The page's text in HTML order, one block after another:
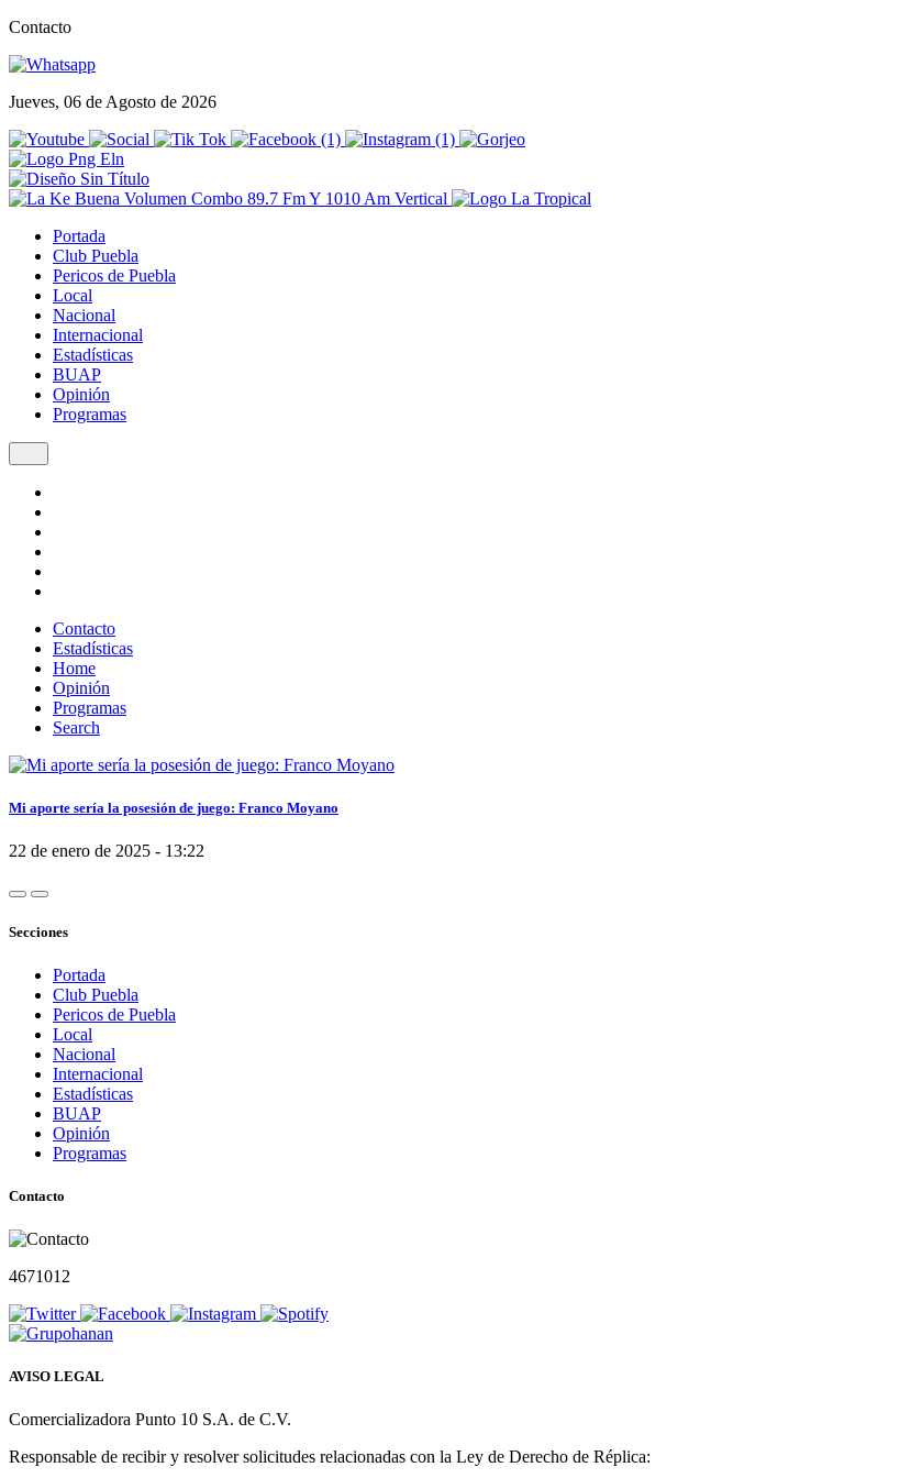
Contacto
Jueves, 06 de Agosto de 2026
Portada
Club Puebla
Pericos de Puebla
Local
Nacional
Internacional
Estadísticas
BUAP
Opinión
Programas
Contacto
Estadísticas
Home
Opinión
Programas
Search
Mi aporte sería la posesión de juego: Franco Moyano
22 de enero de 2025 - 13:22
Secciones
Portada
Club Puebla
Pericos de Puebla
Local
Nacional
Internacional
Estadísticas
BUAP
Opinión
Programas
Contacto
4671012
AVISO LEGAL
Comercializadora Punto 10 S.A. de C.V.
Responsable de recibir y resolver solicitudes relacionadas con la Ley de Derecho de Réplica: